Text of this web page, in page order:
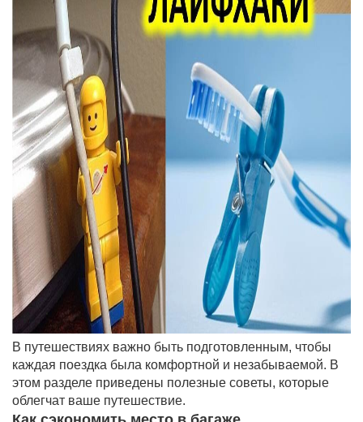
В путешествиях важно быть подготовленным, чтобы
каждая поездка была комфортной и незабываемой. В
этом разделе приведены полезные советы, которые
облегчат ваше путешествие.